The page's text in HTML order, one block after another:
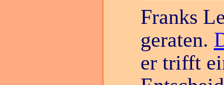
Franks
geraten.
er trifft